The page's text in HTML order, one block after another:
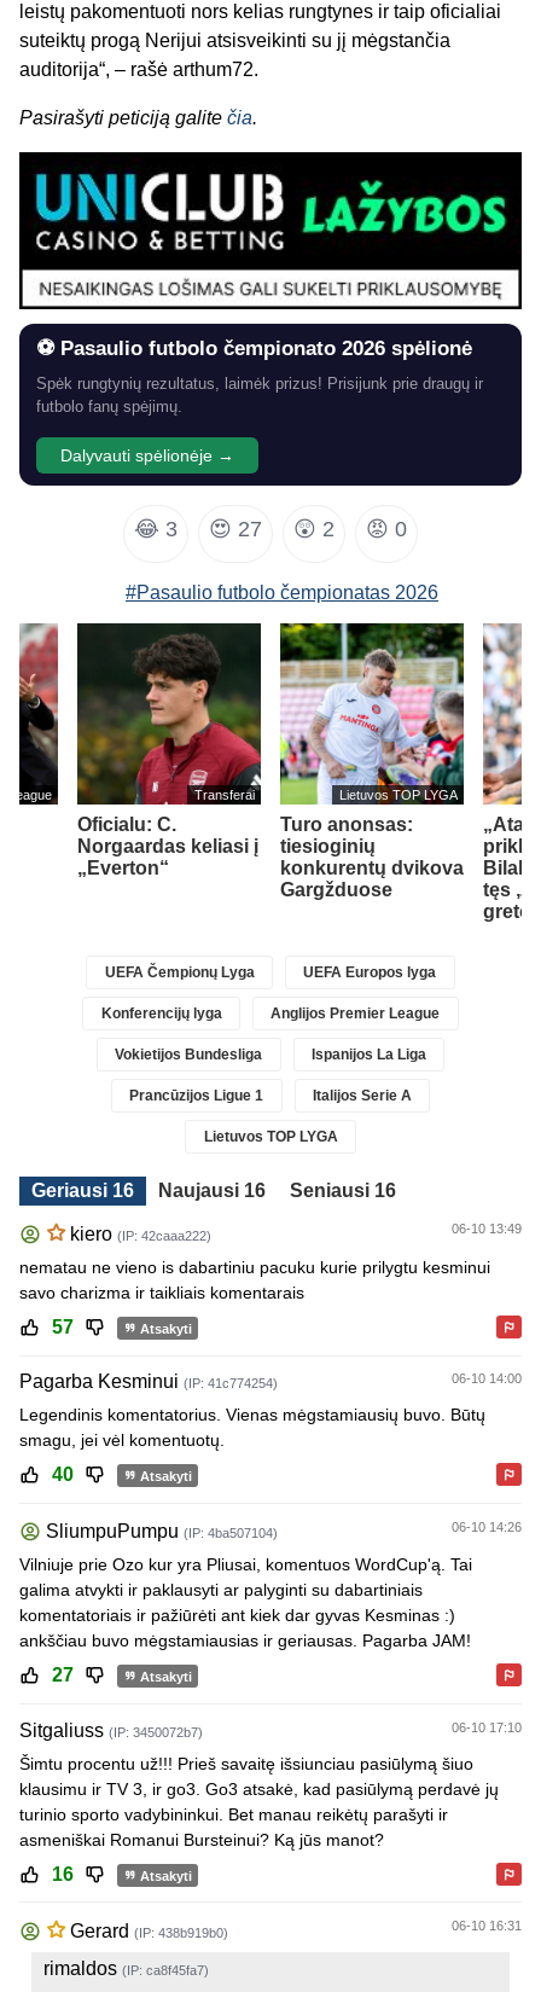
leistų pakomentuoti nors kelias rungtynes ir taip oficialiai
suteiktų progą Nerijui atsisveikinti su jį mėgstančia
auditorija“, – rašė arthum72.
Pasirašyti peticiją galite čia.
⚽ Pasaulio futbolo čempionato 2026 spėlionė
Spėk rungtynių rezultatus, laimėk prizus! Prisijunk prie draugų ir
futbolo fanų spėjimų.
Dalyvauti spėlionėje →
😂 3 😍 27 😲 2 😡 0
#Pasaulio futbolo čempionatas 2026
League Transferai
Oficialu: C.
Norgaardas keliasi į
„Everton“
Lietuvos TOP LYGA
Turo anonsas:
tiesioginių
konkurentų dvikova
Gargžduose
Bilal
tęs
UEFA Čempionų Lyga UEFA Europos lyga
Konferencijų lyga Anglijos Premier League
Vokietijos Bundesliga Ispanijos La Liga
Prancūzijos Ligue 1 Italijos Serie A
Lietuvos TOP LYGA
Geriausi 16 Naujausi 16 Seniausi 16
kiero (IP: 42caaa222) 06-10 13:49
nematau ne vieno is dabartiniu pacuku kurie prilygtu kesminui
savo charizma ir taikliais komentarais
57 Atsakyti
Pagarba Kesminui (IP: 41c774254) 06-10 14:00
Legendinis komentatorius. Vienas mėgstamiausių buvo. Būtų
smagu, jei vėl komentuotų.
40 Atsakyti
SliumpuPumpu (IP: 4ba507104) 06-10 14:26
Vilniuje prie Ozo kur yra Pliusai, komentuos WordCup'ą. Tai
galima atvykti ir paklausyti ar palyginti su dabartiniais
komentatoriais ir pažiūrėti ant kiek dar gyvas Kesminas :)
ankščiau buvo mėgstamiausias ir geriausas. Pagarba JAM!
27 Atsakyti
Sitgaliuss (IP: 3450072b7) 06-10 17:10
Šimtu procentu už!!! Prieš savaitę išsiunciau pasiūlymą šiuo
klausimu ir TV 3, ir go3. Go3 atsakė, kad pasiūlymą perdavė jų
turinio sporto vadybininkui. Bet manau reikėtų parašyti ir
asmeniškai Romanui Bursteinui? Ką jūs manot?
16 Atsakyti
Gerard (IP: 438b919b0) 06-10 16:31
rimaldos (IP: ca8f45fa7)